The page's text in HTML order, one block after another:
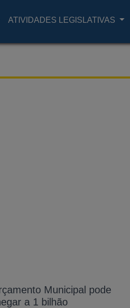
ATIVIDADES LEGISLATIVAS
Municipal pode
a 1 bilhão